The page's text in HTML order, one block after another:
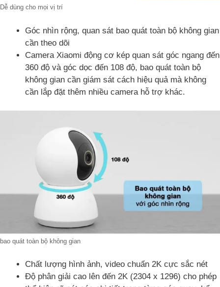
Dễ dùng cho mọi vị trí
Góc nhìn rộng, quan sát bao quát toàn bộ không gian
cần theo dõi
Camera Xiaomi động cơ kép quan sát góc ngang đến
360 độ và góc dọc đến 108 độ, bao quát toàn bộ
không gian cần giám sát cách hiệu quả mà không
cần lắp đặt thêm nhiều camera hỗ trợ khác.
bao quát toàn bộ không gian
Chất lượng hình ảnh, video chuẩn 2K cực sắc nét
Độ phân giải cao lên đến 2K (2304 x 1296) cho phép